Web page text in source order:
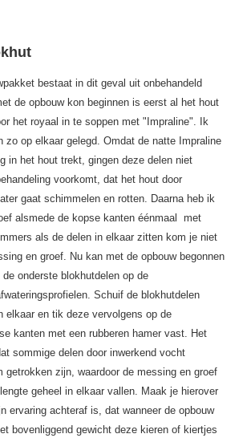
bestaat in dit geval uit onbehandeld
de opbouw kon beginnen is eerst al het hout
het royaal in te soppen met "Impraline". Ik
zo op elkaar gelegd. Omdat de natte Impraline
in het hout trekt, gingen deze delen niet
voorkomt, dat het hout door
gaat schimmelen en rotten. Daarna heb ik
alsmede de kopse kanten éénmaal met
als de delen in elkaar zitten kom je niet
en groef. Nu kan met de opbouw begonnen
onderste blokhutdelen op de
Schuif de blokhutdelen
elkaar en tik deze vervolgens op de
kanten met een rubberen hamer vast. Het
sommige delen door inwerkend vocht
getrokken zijn, waardoor de messing en groef
geheel in elkaar vallen. Maak je hierover
ervaring achteraf is, dat wanneer de opbouw
bovenliggend gewicht deze kieren of kiertjes